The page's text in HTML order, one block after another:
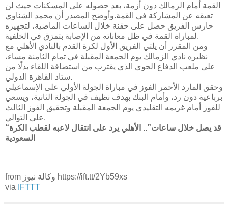
القمة أمام الزمالك دون أزمة، بعد حصوله على المسكنات حيث لن
تعيقه عن المشاركة في القمة.وأوضح المصدر أن محمد الشناوي
حارس الفريق حصل على حقنة خلال الساعات الماضية، لتجهيزه
لمباراة القمة في ظل معاناته من الإصابة بتمزق في الخلفية.
ومن المقرر أن يلتي الفريق الأول لكرة القدم بالنادي الأهلي مع
نظيره نادي الزمالك يوم الجمعة المقبلة في تمام الثامنة مساء،
على ملعب الدفاع الجوي الذي يقترب من استضافة اللقاء بدلًا من
ستاد القاهرة الدولي.
وحقق المارد الأحمر الفوز في مباراة الجولة الأولي على الإسماعيلي
برباعية دون رد، وأمام البنك بهدف نظيف في الجولة الثانية، ويسعي
للفوز أمام غريمه التقليدي يوم الجمعة المقبلة وتحقيق الفوز الثالث
على التوالي.
“قد يصل خلال ساعات”.. الأهلي يرد على انتقال لاعبه لقطب الكرة
السعودية
from وكالة نيوز https://ift.tt/2Yb59xs
via
IFTTT